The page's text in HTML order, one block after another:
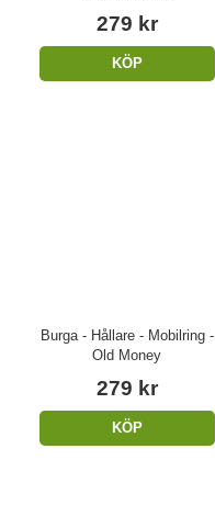
279 kr
KÖP
Burga - Hållare - Mobilring -
Old Money
279 kr
KÖP